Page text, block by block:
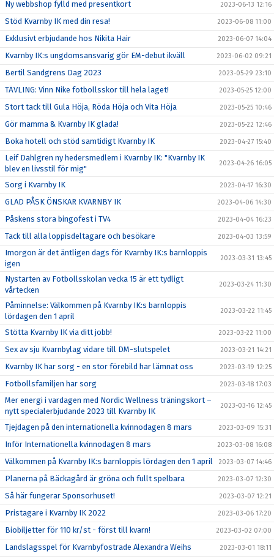
Ny webbshop fylld med presentkort 2023-06-13 12:16
Stöd Kvarnby IK med din resa! 2023-06-08 11:00
Exklusivt erbjudande hos Nikita Hair 2023-06-07 14:04
Kvarnby IK:s ungdomsansvarig gör EM-debut ikväll 2023-06-02 09:21
Bertil Sandgrens Dag 2023 2023-05-29 23:10
TÄVLING: Vinn Nike fotbollsskor till hela laget! 2023-05-25 12:00
Stort tack till Gula Höja, Röda Höja och Vita Höja 2023-05-25 10:46
Gör mamma & Kvarnby IK glada! 2023-05-22 12:46
Boka hotell och stöd samtidigt Kvarnby IK 2023-04-27 15:40
Leif Dahlgren ny hedersmedlem i Kvarnby IK: "Kvarnby IK
blev en livsstil för mig"
2023-04-26 16:05
Sorg i Kvarnby IK 2023-04-17 16:30
GLAD PÅSK ÖNSKAR KVARNBY IK 2023-04-06 14:30
Påskens stora bingofest i TV4 2023-04-04 16:23
Tack till alla loppisdeltagare och besökare 2023-04-03 13:59
Imorgon är det äntligen dags för Kvarnby IK:s barnloppis
igen
2023-03-31 13:45
Nystarten av Fotbollsskolan vecka 15 är ett tydligt
vårtecken
2023-03-24 11:30
Påminnelse: Välkommen på Kvarnby IK:s barnloppis
lördagen den 1 april
2023-03-22 11:45
Stötta Kvarnby IK via ditt jobb! 2023-03-22 11:00
Sex av sju Kvarnbylag vidare till DM-slutspelet 2023-03-21 14:21
Kvarnby IK har sorg - en stor förebild har lämnat oss 2023-03-19 12:25
Fotbollsfamiljen har sorg 2023-03-18 17:03
Mer energi i vardagen med Nordic Wellness träningskort –
nytt specialerbjudande 2023 till Kvarnby IK
2023-03-16 12:45
Tjejdagen på den internationella kvinnodagen 8 mars 2023-03-09 15:31
Inför Internationella kvinnodagen 8 mars 2023-03-08 16:08
Välkommen på Kvarnby IK:s barnloppis lördagen den 1 april 2023-03-07 14:46
Planerna på Bäckagård är gröna och fullt spelbara 2023-03-07 12:30
Så här fungerar Sponsorhuset! 2023-03-07 12:21
Pristagare i Kvarnby IK 2022 2023-03-06 17:20
Biobiljetter för 110 kr/st - först till kvarn! 2023-03-02 07:00
Landslagsspel för Kvarnbyfostrade Alexandra Weihs 2023-03-01 18:11